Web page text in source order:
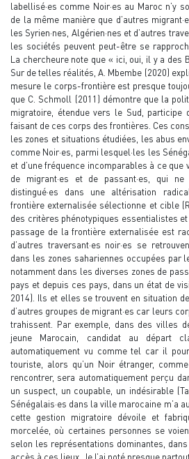
labellisé·es comme Noir·es au Maroc n’y
de la même manière que d’autres
les Syrien·nes, Algérien·nes et d’autres
les sociétés peuvent peut-être se
La chercheure note que « ici, oui, il y a des
Sur de telles réalités, A. Mbembe (2020)
mesure le corps-frontière est presque
que C. Schmoll (2011) démontre que la
migratoire, étendue vers le Sud, participe
faisant de ces corps des frontières. Ces
les zones et situations étudiées, les abus
comme Noir·es, parmi lesquel·les les
et d’une fréquence incomparables à ce
de migrant·es et de passant·es, qui
distingué·es dans une altérisation
frontière externalisée sélectionne et cible
des critères phénotypiques essentialistes
passage de la frontière externalisée est
d’autres traversant·es noir·es se
dans les zones sahariennes occupées par
notamment dans les diverses zones de
pays et depuis ces pays, dans un état de
2014). Ils et elles se trouvent en situation
d’autres groupes de migrant·es car leurs
trahissent. Par exemple, dans des villes
jeune Marocain, candidat au départ
automatiquement vu comme tel car il
touriste, alors qu’un Noir étranger,
rencontrer, sera automatiquement perçu
un suspect, un coupable, un indésirable
Sénégalais·es dans la ville marocaine m’a
cette gestion migratoire dévoile et
morcelée, où certaines personnes se
selon les représentations dominantes,